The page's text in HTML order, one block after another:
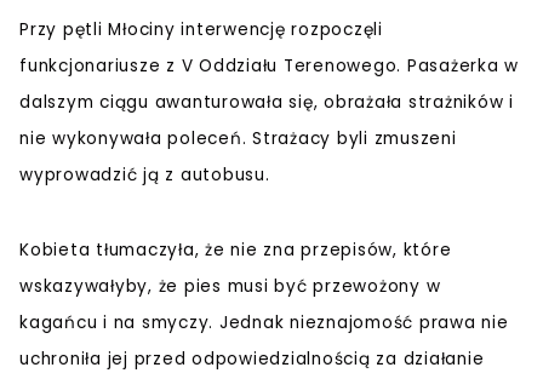
Przy pętli Młociny interwencję rozpoczęli
funkcjonariusze z V Oddziału Terenowego. Pasażerka w
dalszym ciągu awanturowała się, obrażała strażników i
nie wykonywała poleceń. Strażacy byli zmuszeni
wyprowadzić ją z autobusu.
Kobieta tłumaczyła, że nie zna przepisów, które
wskazywałyby, że pies musi być przewożony w
kagańcu i na smyczy. Jednak nieznajomość prawa nie
uchroniła jej przed odpowiedzialnością za działanie